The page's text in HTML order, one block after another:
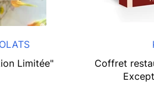
Limitée"
Coffret